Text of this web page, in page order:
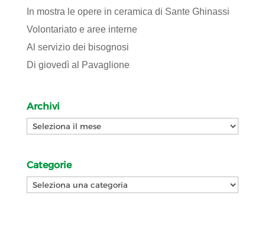
In mostra le opere in ceramica di Sante Ghinassi
Volontariato e aree interne
Al servizio dei bisognosi
Di giovedì al Pavaglione
Archivi
Archivi
Categorie
Categorie